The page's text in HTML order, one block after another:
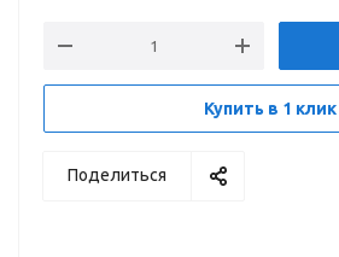
Купить в 1 клик
Поделиться